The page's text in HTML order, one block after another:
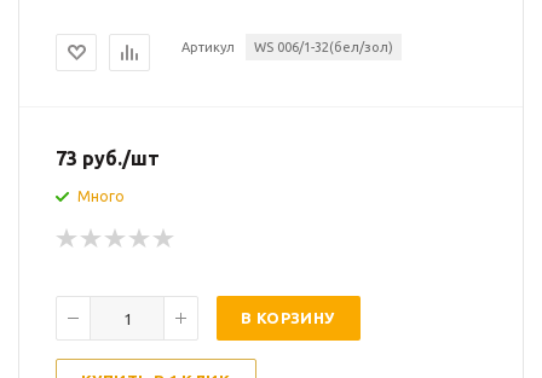
Артикул WS 006/1-32(бел/зол)
73 руб./шт
Много
В КОРЗИНУ